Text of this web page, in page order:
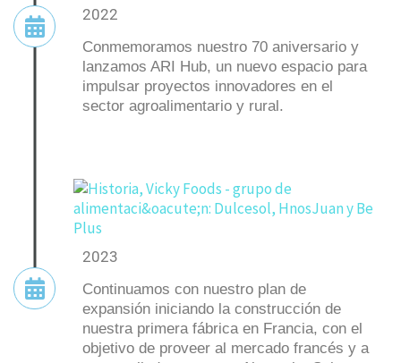
2022
Conmemoramos nuestro 70 aniversario y
lanzamos ARI Hub, un nuevo espacio para
impulsar proyectos innovadores en el
sector agroalimentario y rural.
2023
Continuamos con nuestro plan de
expansión iniciando la construcción de
nuestra primera fábrica en Francia, con el
objetivo de proveer al mercado francés y a